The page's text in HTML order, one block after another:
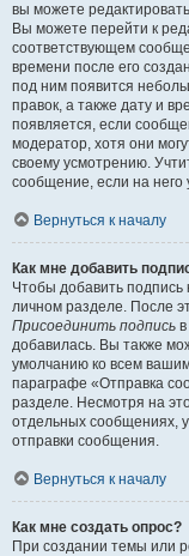
вы можете
Вы можете перейти к
соответствующем
времени после его
под ним появится
правок, а также дату и
появляется, если
модератор, хотя они
своему усмотрению.
сообщение, если на него
Вернуться к началу
Как мне добавить
Чтобы добавить
личном разделе. После
Присоединить подпись
добавилась. Вы также
умолчанию ко всем
параграфе «Отправка
разделе. Несмотря на
отдельных сообщениях,
отправки сообщения.
Вернуться к началу
Как мне создать опрос?
При создании темы или